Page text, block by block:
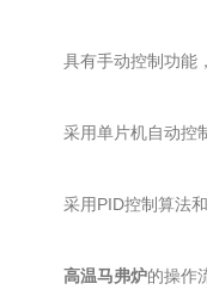
具有手动控制功能，
采用单片机自动控制
采用PID控制算法和
高温马弗炉的操作